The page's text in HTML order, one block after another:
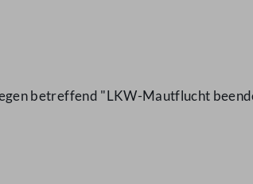
betreffend "LKW-Mautflucht